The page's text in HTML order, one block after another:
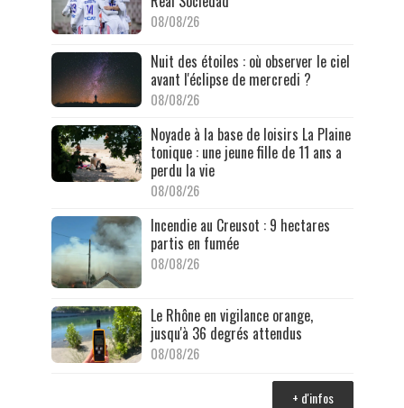
08/08/26
Nuit des étoiles : où observer le ciel
avant l'éclipse de mercredi ?
08/08/26
Noyade à la base de loisirs La Plaine
tonique : une jeune fille de 11 ans a
perdu la vie
08/08/26
Incendie au Creusot : 9 hectares
partis en fumée
08/08/26
Le Rhône en vigilance orange,
jusqu'à 36 degrés attendus
08/08/26
+ d'infos